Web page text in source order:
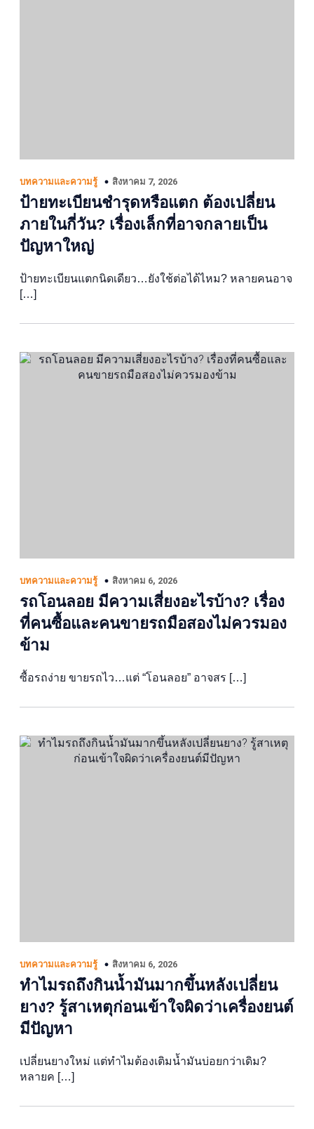
บทความและความรู้ สิงหาคม 7, 2026
ป้ายทะเบียนชำรุดหรือแตก ต้องเปลี่ยน
ภายในกี่วัน? เรื่องเล็กที่อาจกลายเป็น
ปัญหาใหญ่
ป้ายทะเบียนแตกนิดเดียว…ยังใช้ต่อได้ไหม? หลายคนอาจ
[…]
บทความและความรู้ สิงหาคม 6, 2026
รถโอนลอย มีความเสี่ยงอะไรบ้าง? เรื่อง
ที่คนซื้อและคนขายรถมือสองไม่ควรมอง
ข้าม
ซื้อรถง่าย ขายรถไว…แต่ “โอนลอย” อาจสร […]
บทความและความรู้ สิงหาคม 6, 2026
ทำไมรถถึงกินน้ำมันมากขึ้นหลังเปลี่ยน
ยาง? รู้สาเหตุก่อนเข้าใจผิดว่าเครื่องยนต์
มีปัญหา
เปลี่ยนยางใหม่ แต่ทำไมต้องเติมน้ำมันบ่อยกว่าเดิม?
หลายค […]